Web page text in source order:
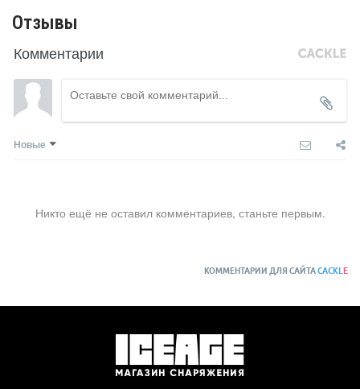
Отзывы
Комментарии
Новые
Никто ещё не оставил комментариев, станьте первым.
КОММЕНТАРИИ ДЛЯ САЙТАCACKL E